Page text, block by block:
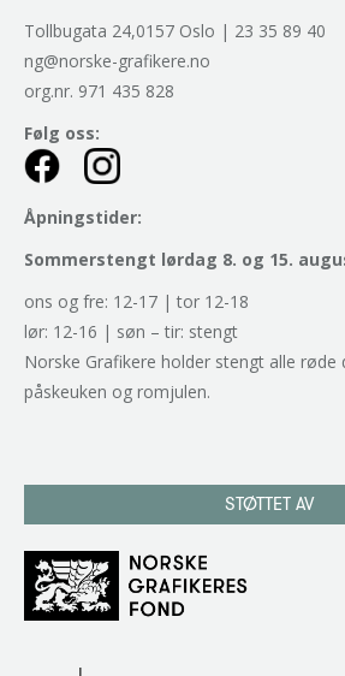
Tollbugata 24,0157 Oslo | 23 35 89 40
ng@norske-grafikere.no
org.nr. 971 435 828
Følg oss:
Åpningstider:
Sommerstengt lørdag 8. og 15.
ons og fre: 12-17 | tor 12-18
lør: 12-16 | søn – tir: stengt
Norske Grafikere holder stengt alle røde
påskeuken og romjulen.
STØTTET AV